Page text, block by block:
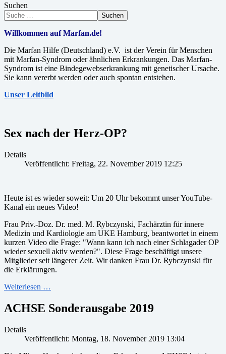
Suchen
Suchen
Willkommen auf Marfan.de!
Die Marfan Hilfe (Deutschland) e.V. ist der Verein für Menschen
mit Marfan-Syndrom oder ähnlichen Erkrankungen. Das Marfan-
Syndrom ist eine Bindegewebserkrankung mit genetischer Ursache.
Sie kann vererbt werden oder auch spontan entstehen.
Unser Leitbild
Sex nach der Herz-OP?
Details
Veröffentlicht: Freitag, 22. November 2019 12:25
Heute ist es wieder soweit: Um 20 Uhr bekommt unser YouTube-
Kanal ein neues Video!
Frau Priv.-Doz. Dr. med. M. Rybczynski, Fachärztin für innere
Medizin und Kardiologie am UKE Hamburg, beantwortet in einem
kurzen Video die Frage: "Wann kann ich nach einer Schlagader OP
wieder sexuell aktiv werden?". Diese Frage beschäftigt unsere
Mitglieder seit längerer Zeit. Wir danken Frau Dr. Rybczynski für
die Erklärungen.
Weiterlesen …
ACHSE Sonderausgabe 2019
Details
Veröffentlicht: Montag, 18. November 2019 13:04